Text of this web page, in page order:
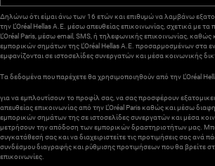
Δηλώνω ότι είμαι άνω των 16 ετών και επιθυμώ να λαμβάνω
την L’Oréal Hellas A.E. μέσω απευθείας επικοινωνίας, σχετικά με τα
L’Oréal Paris, μέσω email, SMS, ή τηλεφωνικής επικοινωνίας,
εμπορικών σημάτων της L’Oréal Hellas A.E. προσαρμοσμένων στα
εμφανίζονται σε ιστοσελίδες συνεργατών και μέσα κοινωνικής
Τα δεδομένα που παρέχετε θα χρησιμοποιηθούν από την L’Oréal
για να εμπλουτίσουν το προφίλ σας, να σας προσφέρουν
απευθείας επικοινωνίας από την L’Oréal Paris καθώς και μέσω
εμπορικών σημάτων της σε ιστοσελίδες συνεργατών και μέσα
μετρήσουν την απόδοση των εμπορικών δραστηριοτήτων μας.
συγκατάθεσή σας και να διαχειριστείτε τις προτιμήσεις σας ανά
συνδέσμου διαγραφής και ρύθμισης προτιμήσεων που θα βρείτε
επικοινωνίες.